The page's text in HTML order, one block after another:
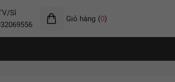
Sỉ
Giỏ hàng (0)